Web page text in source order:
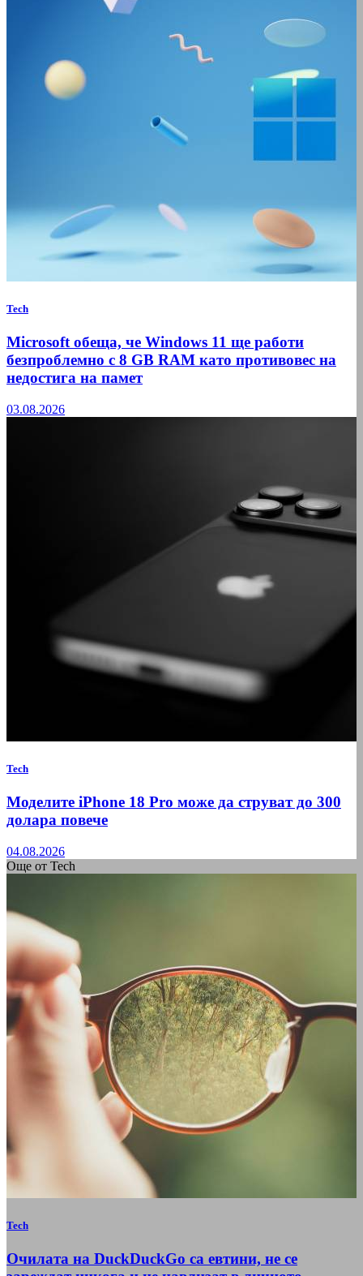
Tech
Microsoft обеща, че Windows 11 ще работи
безпроблемно с 8 GB RAM като противовес на
недостига на памет
03.08.2026
Tech
Моделите iPhone 18 Pro може да струват до 300
долара повече
04.08.2026
Още от Tech
Tech
Очилата на DuckDuckGo са евтини, не се